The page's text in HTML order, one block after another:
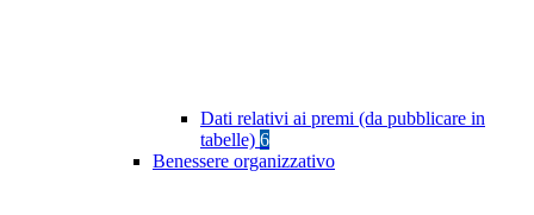
Dati relativi ai premi (da pubblicare in
tabelle) 6
Benessere organizzativo